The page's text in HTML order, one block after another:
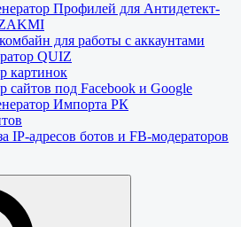
Профилей для Антидетект-
для работы с аккаунтами
QUIZ
картинок
сайтов под Facebook и Google
Импорта РК
IP-адресов ботов и FB-модераторов